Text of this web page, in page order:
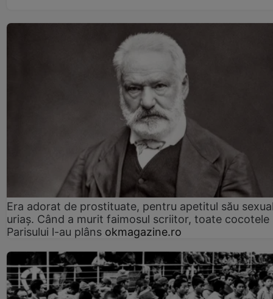
Era adorat de prostituate, pentru apetitul său
uriaș. Când a murit faimosul scriitor, toate cocotele
Parisului l-au plâns okmagazine.ro